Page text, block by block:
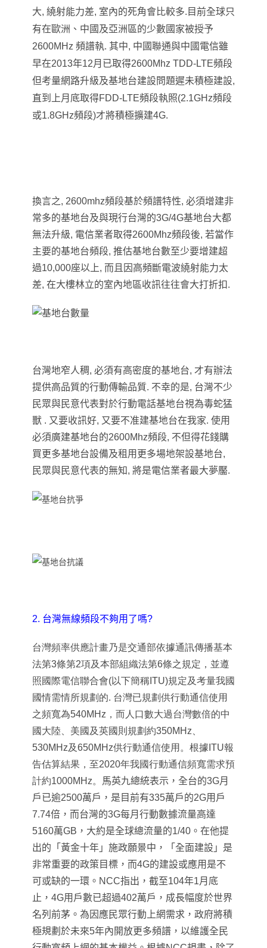
大, 繞射能力差, 室內的死角會比較多. 目前全球只
有在歐洲 、 中國及亞洲區的少數國家被授予
2600MHz 頻譜執. 其中, 中國聯通與中國電信雖
早在2013年12月已取得2600Mhz TDD-LTE頻段
但考量網路升級及基地台建設問題遲未積極建設,
直到上月底取得FDD-LTE頻段執照(2.1GHz頻段
或1.8GHz頻段)才將積極擴建4G.
換言之, 2600mhz頻段基於頻譜特性, 必須增建非
常多的基地台及與現行台灣的3G/4G基地台大都
無法升級, 電信業者取得2600Mhz頻段後, 若當作
主要的基地台頻段, 推估基地台數至少要增建超
過10,000座以上, 而且因高頻斷電波繞射能力太
差, 在大樓林立的室內地區收訊往往會大打折扣.
台灣地窄人稠, 必須有高密度的基地台, 才有辦法
提供高品質的行動傳輸品質. 不幸的是, 台灣不少
民眾與民意代表對於行動電話基地台視為毒蛇猛
獸 . 又要收訊好, 又要不准建基地台在我家. 使用
必須廣建基地台的2600Mhz頻段, 不但得花錢購
買更多基地台設備及租用更多場地架設基地台,
民眾與民意代表的無知, 將是電信業者最大夢靨.
2. 台灣無線頻段不夠用了嗎?
台灣頻率供應計畫乃是交通部依據通訊傳播基本
法第3條第2項及本部組織法第6條之規定，並遵
照國際電信聯合會(以下簡稱ITU)規定及考量我國
國情需情所規劃的. 台灣已規劃供行動通信使用
之頻寬為540MHz，而人口數大過台灣數倍的中
國大陸、美國及英國則規劃約350MHz、
530MHz及650MHz供行動通信使用。根據ITU報
告估算結果，至2020年我國行動通信頻寬需求預
計約1000MHz。
馬英九總統表示，全台的3G月
戶已逾2500萬戶，是目前有335萬戶的2G用戶
7.74倍，而台灣的3G每月行動數據流量高達
5160萬GB，大約是全球總流量的1/40。在他提
出的「黃金十年」施政願景中，「全面建設」是
非常重要的政策目標，而4G的建設或應用是不
可或缺的一環。NCC指出，截至104年1月底
止，4G用戶數已超過402萬戶，成長幅度於世界
名列前茅。為因應民眾行動上網需求，政府將積
極規劃於未來5年內開放更多頻譜，以維護全民